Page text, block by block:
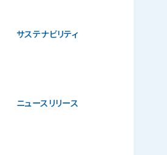
サステナビリティ
ニュースリリース